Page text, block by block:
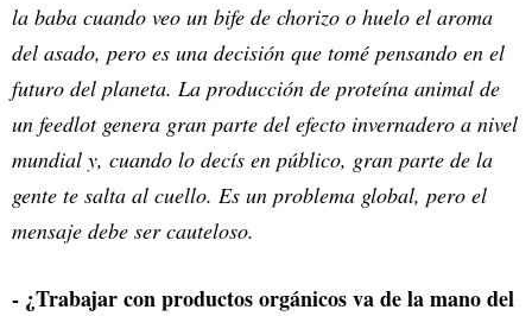
la baba cuando veo un bife de chorizo o huelo el aroma
del asado, pero es una decisión que tomé pensando en el
futuro del planeta. La producción de proteína animal de
un feedlot genera gran parte del efecto invernadero a nivel
mundial y, cuando lo decís en público, gran parte de la
gente te salta al cuello. Es un problema global, pero el
mensaje debe ser cauteloso.
- ¿Trabajar con productos orgánicos va de la mano del